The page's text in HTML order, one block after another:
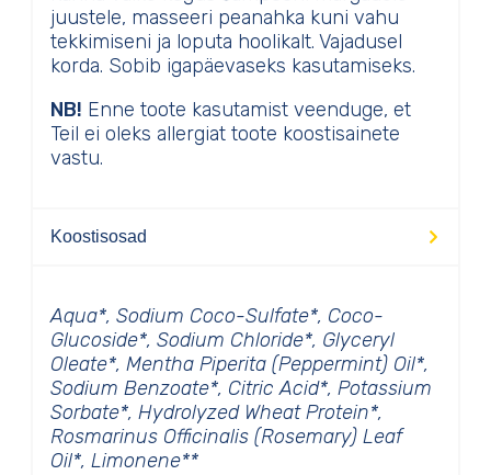
juustele, masseeri peanahka kuni vahu
tekkimiseni ja loputa hoolikalt. Vajadusel
korda. Sobib igapäevaseks kasutamiseks.
NB! Enne toote kasutamist veenduge, et
Teil ei oleks allergiat toote koostisainete
vastu.
Koostisosad
Aqua*, Sodium Coco-Sulfate*, Coco-
Glucoside*, Sodium Chloride*, Glyceryl
Oleate*, Mentha Piperita (Peppermint) Oil*,
Sodium Benzoate*, Citric Acid*, Potassium
Sorbate*, Hydrolyzed Wheat Protein*,
Rosmarinus Officinalis (Rosemary) Leaf
Oil*, Limonene**